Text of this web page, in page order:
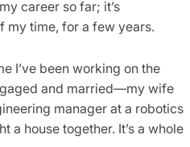
career so far; it’s
my time, for a few years.
I’ve been working on the
and married—my wife
manager at a robotics
a house together. It’s a whole